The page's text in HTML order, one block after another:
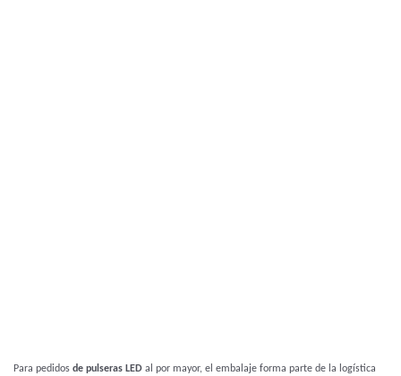
Para pedidos de pulseras LED al por mayor, el embalaje forma parte de la logística